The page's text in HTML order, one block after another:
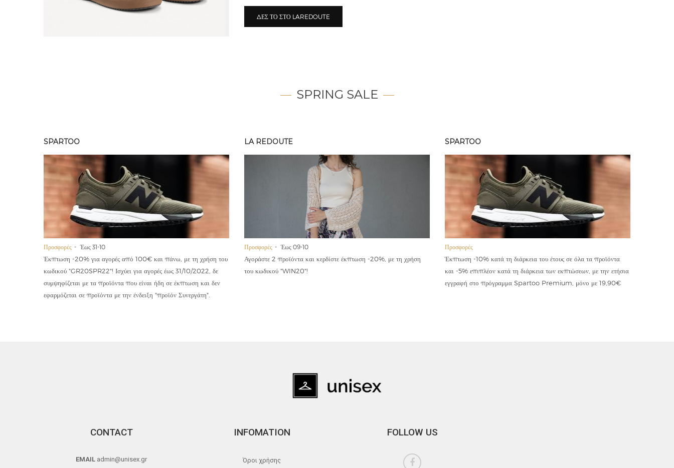
ΔΕΣ ΤΟ ΣΤΟ LAREDOUTE
SPRING SALE
SPARTOO
Προσφορές Έως 31-10
Έκπτωση -20% για αγορές από 100€ και πάνω, με τη χρήση του
κωδικού "GR20SPR22"! Ισχύει για αγορές έως 31/10/2022, δε
συμψηφίζεται με τα προϊόντα που είναι ήδη σε έκπτωση και δεν
εφαρμόζεται σε προϊόντα με την ένδειξη "προϊόν Συνεργάτη".
LA REDOUTE
Προσφορές Έως 09-10
Αγοράστε 2 προϊόντα και κερδίστε έκπτωση -20%, με τη χρήση
του κωδικού "WIN20"!
SPARTOO
Προσφορές
Έκπτωση -10% κατά τη διάρκεια του έτους σε όλα τα προϊόντα
και -5% επιπλέον κατά τη διάρκεια των εκπτώσεων, με την ετήσια
εγγραφή στο πρόγραμμα Spartoo Premium, μόνο με 19,90€
CONTACT
EMAIL admin@unisex.gr
INFOMATION
Όροι χρήσης
FOLLOW US